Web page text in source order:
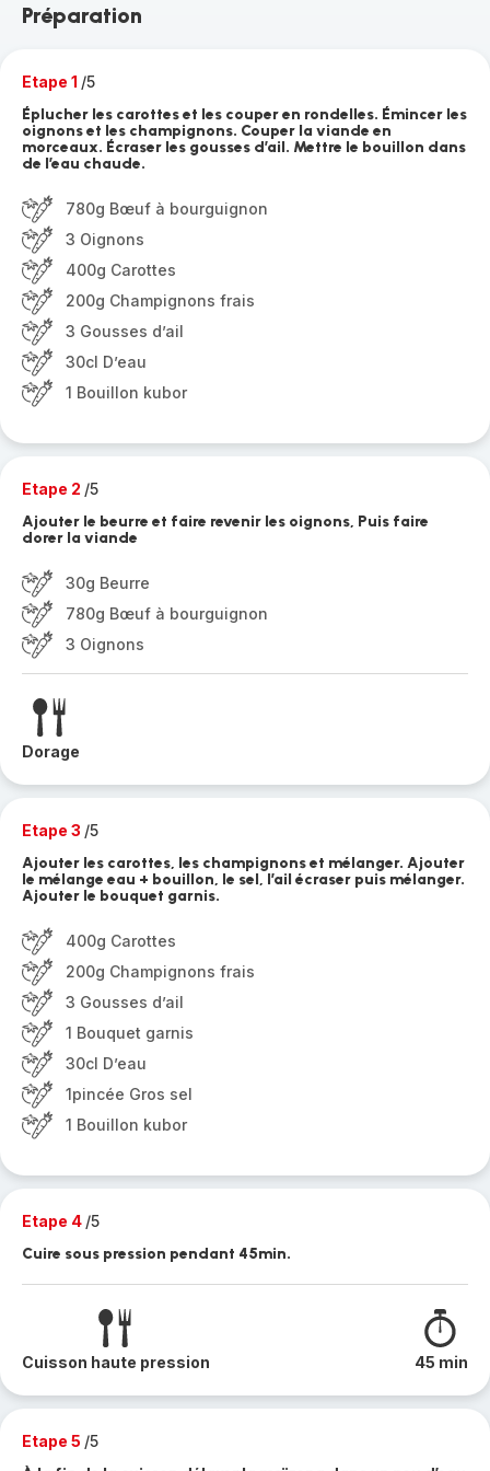
Préparation
Etape 1 /5
Éplucher les carottes et les couper en rondelles. Émincer les
oignons et les champignons. Couper la viande en
morceaux. Écraser les gousses d’ail. Mettre le bouillon dans
de l’eau chaude.
780g Bœuf à bourguignon
3 Oignons
400g Carottes
200g Champignons frais
3 Gousses d’ail
30cl D’eau
1 Bouillon kubor
Etape 2 /5
Ajouter le beurre et faire revenir les oignons, Puis faire
dorer la viande
30g Beurre
780g Bœuf à bourguignon
3 Oignons
Dorage
Etape 3 /5
Ajouter les carottes, les champignons et mélanger. Ajouter
le mélange eau + bouillon, le sel, l’ail écraser puis mélanger.
Ajouter le bouquet garnis.
400g Carottes
200g Champignons frais
3 Gousses d’ail
1 Bouquet garnis
30cl D’eau
1pincée Gros sel
1 Bouillon kubor
Etape 4 /5
Cuire sous pression pendant 45min.
Cuisson haute pression 45 min
Etape 5 /5